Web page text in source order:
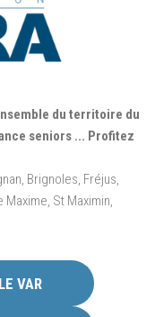
du territoire du
seniors ... Profitez
Brignoles, Fréjus,
Maxime, St Maximin,
VAR